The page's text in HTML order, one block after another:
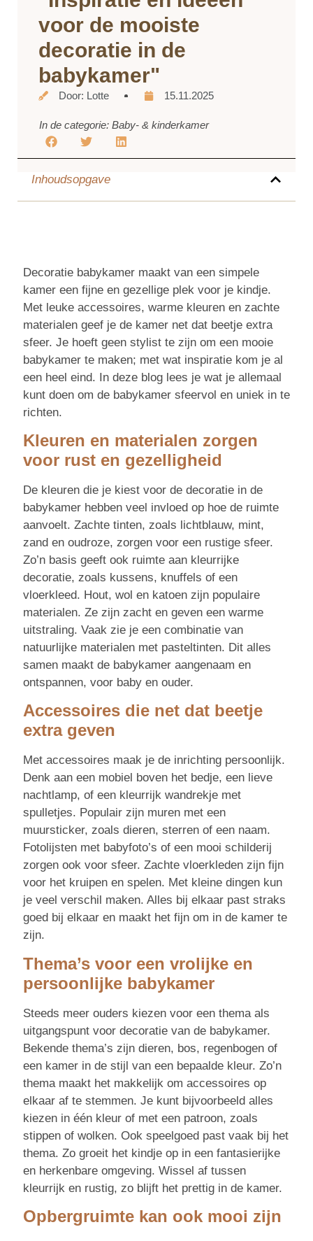
voor de mooiste
decoratie in de
babykamer"
Door: Lotte 15.11.2025
In de categorie: Baby- & kinderkamer
Inhoudsopgave
Decoratie babykamer maakt van een simpele
kamer een fijne en gezellige plek voor je kindje.
Met leuke accessoires, warme kleuren en zachte
materialen geef je de kamer net dat beetje extra
sfeer. Je hoeft geen stylist te zijn om een mooie
babykamer te maken; met wat inspiratie kom je al
een heel eind. In deze blog lees je wat je allemaal
kunt doen om de babykamer sfeervol en uniek in te
richten.
Kleuren en materialen zorgen
voor rust en gezelligheid
De kleuren die je kiest voor de decoratie in de
babykamer hebben veel invloed op hoe de ruimte
aanvoelt. Zachte tinten, zoals lichtblauw, mint,
zand en oudroze, zorgen voor een rustige sfeer.
Zo’n basis geeft ook ruimte aan kleurrijke
decoratie, zoals kussens, knuffels of een
vloerkleed. Hout, wol en katoen zijn populaire
materialen. Ze zijn zacht en geven een warme
uitstraling. Vaak zie je een combinatie van
natuurlijke materialen met pasteltinten. Dit alles
samen maakt de babykamer aangenaam en
ontspannen, voor baby en ouder.
Accessoires die net dat beetje
extra geven
Met accessoires maak je de inrichting persoonlijk.
Denk aan een mobiel boven het bedje, een lieve
nachtlamp, of een kleurrijk wandrekje met
spulletjes. Populair zijn muren met een
muursticker, zoals dieren, sterren of een naam.
Fotolijsten met babyfoto’s of een mooi schilderij
zorgen ook voor sfeer. Zachte vloerkleden zijn fijn
voor het kruipen en spelen. Met kleine dingen kun
je veel verschil maken. Alles bij elkaar past straks
goed bij elkaar en maakt het fijn om in de kamer te
zijn.
Thema’s voor een vrolijke en
persoonlijke babykamer
Steeds meer ouders kiezen voor een thema als
uitgangspunt voor decoratie van de babykamer.
Bekende thema’s zijn dieren, bos, regenbogen of
een kamer in de stijl van een bepaalde kleur. Zo’n
thema maakt het makkelijk om accessoires op
elkaar af te stemmen. Je kunt bijvoorbeeld alles
kiezen in één kleur of met een patroon, zoals
stippen of wolken. Ook speelgoed past vaak bij het
thema. Zo groeit het kindje op in een fantasierijke
en herkenbare omgeving. Wissel af tussen
kleurrijk en rustig, zo blijft het prettig in de kamer.
Opbergruimte kan ook mooi zijn